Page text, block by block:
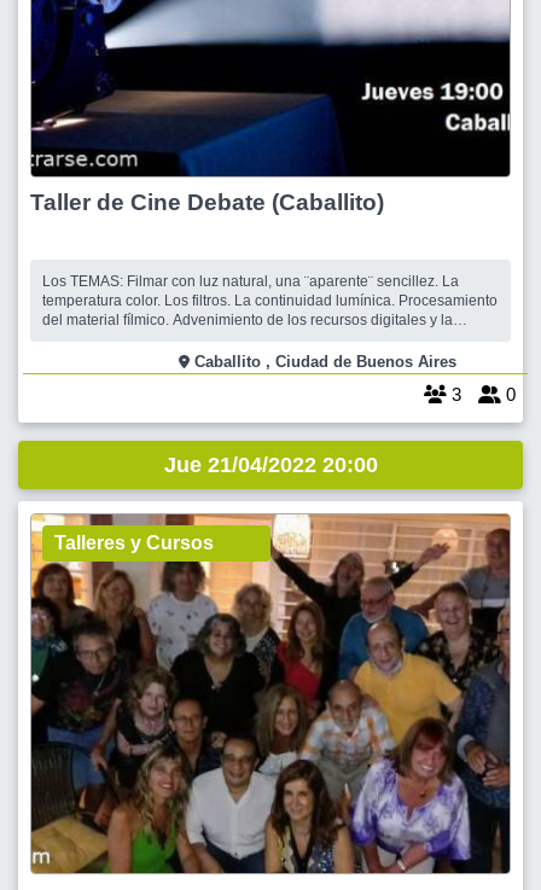
Taller de Cine Debate (Caballito)
Los TEMAS: Filmar con luz natural, una ¨aparente¨ sencillez. La
temperatura color. Los filtros. La continuidad lumínica. Procesamiento
del material fílmico. Advenimiento de los recursos digitales y la
“MAR ADENTRO”, drama, 2004, dir. por Alejandro Amenábar. Aquí
les p
Caballito , Ciudad de Buenos Aires
3 0
Jue 21/04/2022 20:00
Talleres y Cursos